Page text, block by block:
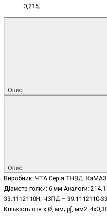
0,215;
Опис
Опис
Виробник: ЧТА Серія ТНВД: КаМАЗ
Діаметр голки: 6 мм Аналоги:
33.1112110Н; ЧЗПД – 39.1112110-
Кількість отв.х Ø, мм; μƒ, мм2: